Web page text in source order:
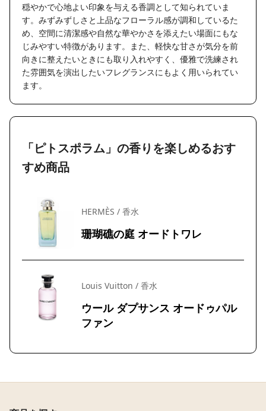
穏やかで心地よい印象を与える香調として知られていま
す。みずみずしさと上品なフローラル感が調和しているた
め、空間に清潔感や自然な華やかさを添えたい場面にもな
じみやすい特徴があります。また、軽快な甘さが気分を前
向きに整えたいときにも取り入れやすく、優雅で洗練され
た雰囲気を演出したいフレグランスにもよく用いられてい
ます。
「ピトスポラム」の香りを楽しめるおす
すめ商品
HERMÈS / 香水
珊瑚礁の庭 オードトワレ
Louis Vuitton / 香水
ウール ダプサンス オードゥパル
ファン